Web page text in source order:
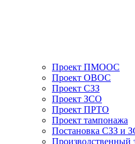
Проект ПМООС
Проект ОВОС
Проект СЗЗ
Проект ЗСО
Проект ПРТО
Проект тампонажа
Постановка СЗЗ и
Производственный